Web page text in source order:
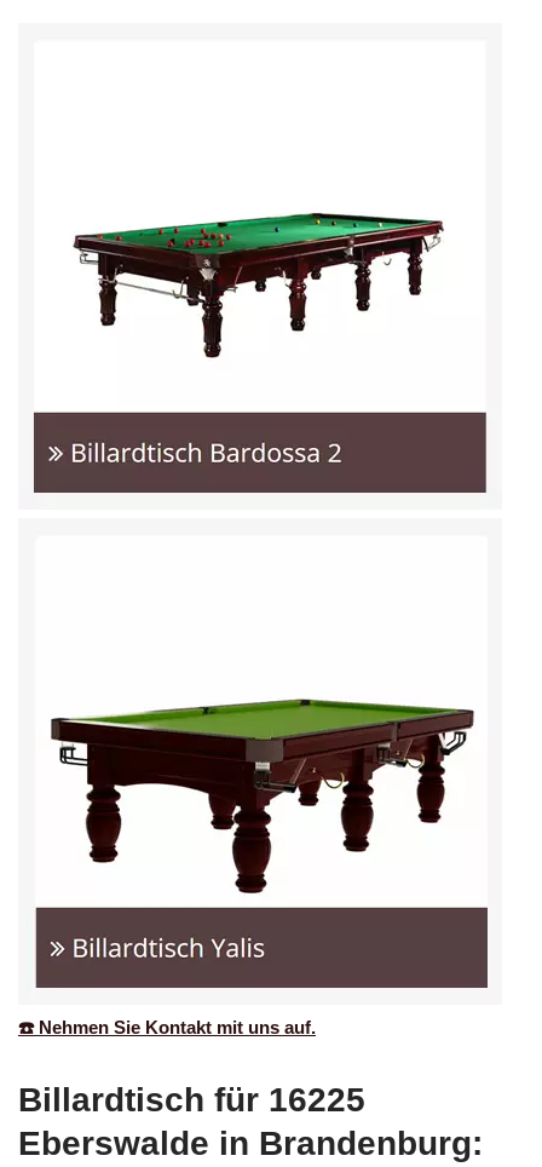
☎️ Nehmen Sie Kontakt mit uns auf.
Billardtisch für 16225
Eberswalde in Brandenburg: